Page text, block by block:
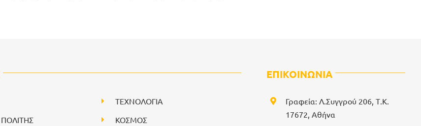
ΤΕΧΝΟΛΟΓΙΑ
ΚΟΣΜΟΣ
ΕΠΙΚΟΙΝΩΝΙΑ
Γραφεία: Λ.Συγγρού 206, Τ.Κ.
17672, Αθήνα